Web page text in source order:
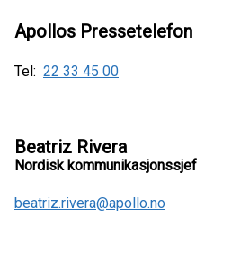
Apollos Pressetelefon
Tel: 22 33 45 00
Beatriz Rivera
Nordisk kommunikasjonssjef
beatriz.rivera@apollo.no